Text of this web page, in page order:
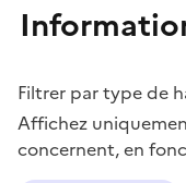
Filtrer par type de
Affichez
concernent, en